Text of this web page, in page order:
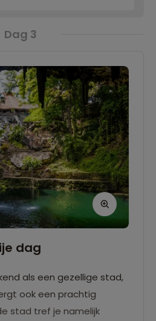
Dag 3
dag
als een gezellige stad,
ook een prachtig
stad tref je namelijk